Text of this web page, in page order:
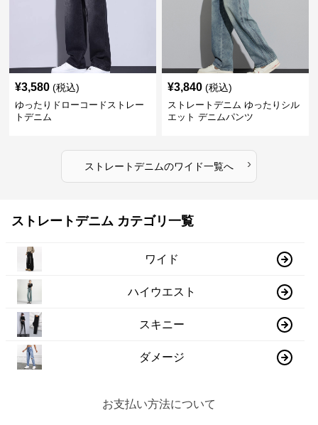
¥3,580 (税込)
ゆったりドローコードストレー
トデニム
¥3,840 (税込)
ストレートデニム ゆったりシル
エット デニムパンツ
ストレートデニムのワイド一覧へ ›
ストレートデニム カテゴリ一覧
ワイド
ハイウエスト
スキニー
ダメージ
お支払い方法について